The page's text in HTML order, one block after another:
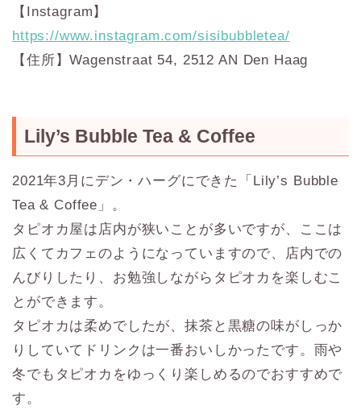
【Instagram】
https://www.instagram.com/sisibubbletea/
【住所】Wagenstraat 54, 2512 AN Den Haag
Lily’s Bubble Tea & Coffee
2021年3月にデン・ハーグにできた「Lily’s Bubble
Tea & Coffee」。
タピオカ屋は店内が狭いことが多いですが、ここは
広くてカフェのようになっていますので、店内での
んびりしたり、お勉強しながらタピオカを楽しむこ
とができます。
タピオカは柔めでしたが、抹茶と黒糖の味がしっか
りしていてドリンクは一番おいしかったです。雨や
冬でもタピオカをゆっくり楽しめるのでおすすめで
す。